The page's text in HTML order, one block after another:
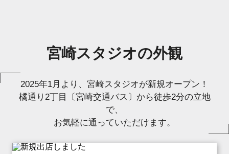
宮崎スタジオの外観
2025年1月より、宮崎スタジオが新規オープン！
橘通り2丁目〔宮崎交通バス〕から徒歩2分の立地
で、
お気軽に通っていただけます。